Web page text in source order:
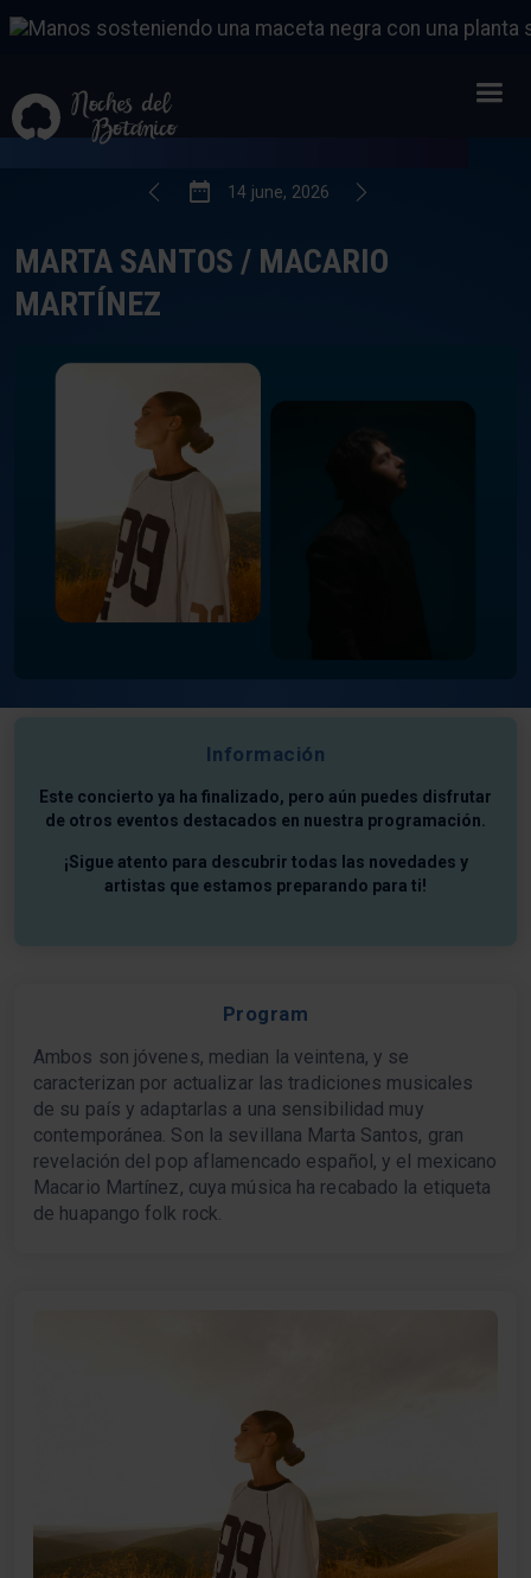
MARTA SANTOS / MACARIO MARTÍNEZ
14 FROM JUNE, 2026
14 june, 2026
MARTA SANTOS / MACARIO
MARTÍNEZ
Program
Ambos son jóvenes, median la veintena, y se
caracterizan por actualizar las tradiciones musicales
de su país y adaptarlas a una sensibilidad muy
contemporánea. Son la sevillana Marta Santos, gran
revelación del pop aflamencado español, y el mexicano
Macario Martínez, cuya música ha recabado la etiqueta
de huapango folk rock.
Información
Este concierto ya ha finalizado, pero aún puedes disfrutar
de otros eventos destacados en nuestra programación.
¡Sigue atento para descubrir todas las novedades y
artistas que estamos preparando para ti!